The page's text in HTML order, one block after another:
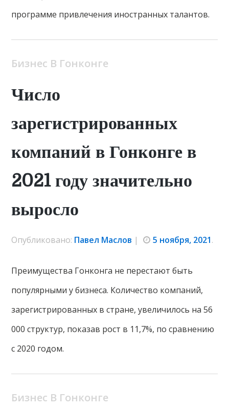
программе привлечения иностранных талантов.
Бизнес В Гонконге
Число
зарегистрированных
компаний в Гонконге в
2021 году значительно
выросло
Опубликовано: Павел Маслов | 5 ноября, 2021.
Преимущества Гонконга не перестают быть
популярными у бизнеса. Количество компаний,
зарегистрированных в стране, увеличилось на 56
000 структур, показав рост в 11,7%, по сравнению
с 2020 годом.
Бизнес В Гонконге